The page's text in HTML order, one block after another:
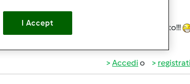
mi spiego l'emoticon che hai scelto!!!
Accedi o registrati
I Accept